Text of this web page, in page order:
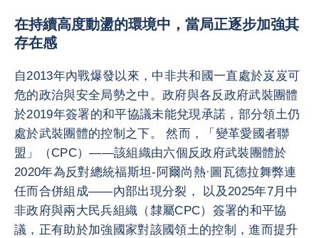
在持續高度動盪的環境中，當局正逐步加強其
存在感
自2013年內戰爆發以來，中非共和國一直處於岌岌可
危的政治與安全局勢之中。政府與各反政府武裝團體
於2019年簽署的和平協議未能兌現承諾，部分領土仍
處於武裝團體的控制之下。 然而，「變革愛國者聯
盟」（CPC）——該組織由六個反政府武裝團體於
2020年為反對總統福斯坦-阿爾尚熱·圖瓦德拉舞弊連
任而合併組成——內部出現分裂， 以及2025年7月中
非政府與兩大民兵組織（隸屬CPC）簽署的和平協
議，正有助於加強國家對該國領土的控制，進而提升